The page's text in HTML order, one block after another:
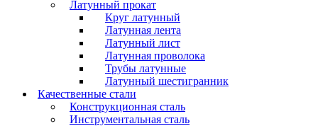
Латунный прокат
Круг латунный
Латунная лента
Латунный лист
Латунная проволока
Трубы латунные
Латунный шестигранник
Качественные стали
Конструкционная сталь
Инструментальная сталь